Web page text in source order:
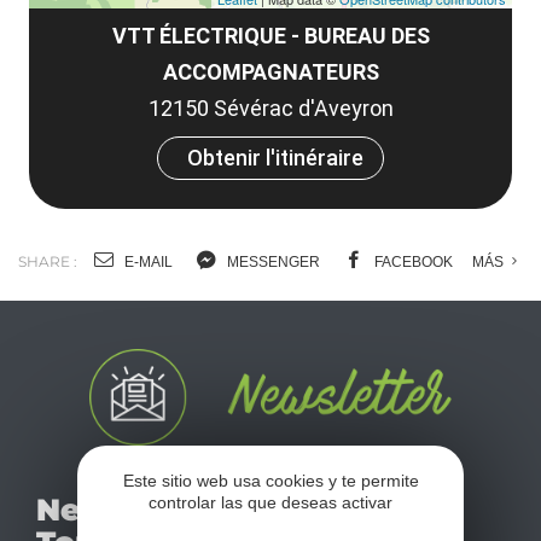
VTT ÉLECTRIQUE - BUREAU DES
ACCOMPAGNATEURS
12150 Sévérac d'Aveyron
Obtenir l'itinéraire
SHARE : E-MAIL MESSENGER FACEBOOK MÁS
Newsletter
No se pierda nuestro
mensual newsletter y
Este sitio web usa cookies y te permite
controlar las que deseas activar